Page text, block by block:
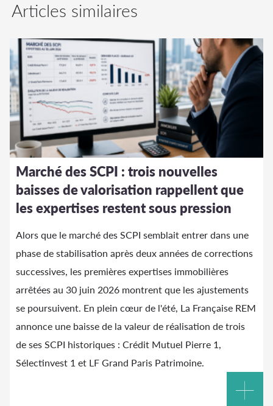
Articles similaires
Marché des SCPI : trois nouvelles
baisses de valorisation rappellent que
les expertises restent sous pression
Alors que le marché des SCPI semblait entrer dans une
phase de stabilisation après deux années de corrections
successives, les premières expertises immobilières
arrêtées au 30 juin 2026 montrent que les ajustements
se poursuivent. En plein cœur de l'été, La Française REM
annonce une baisse de la valeur de réalisation de trois
de ses SCPI historiques : Crédit Mutuel Pierre 1,
Sélectinvest 1 et LF Grand Paris Patrimoine.